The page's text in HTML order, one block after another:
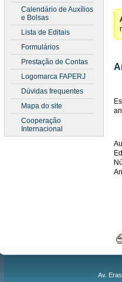
Calendário de Auxílios
e Bolsas
Lista de Editais
Formulários
Prestação de Contas
Logomarca FAPERJ
Dúvidas frequentes
Mapa do site
Cooperação
Internacional
Av.